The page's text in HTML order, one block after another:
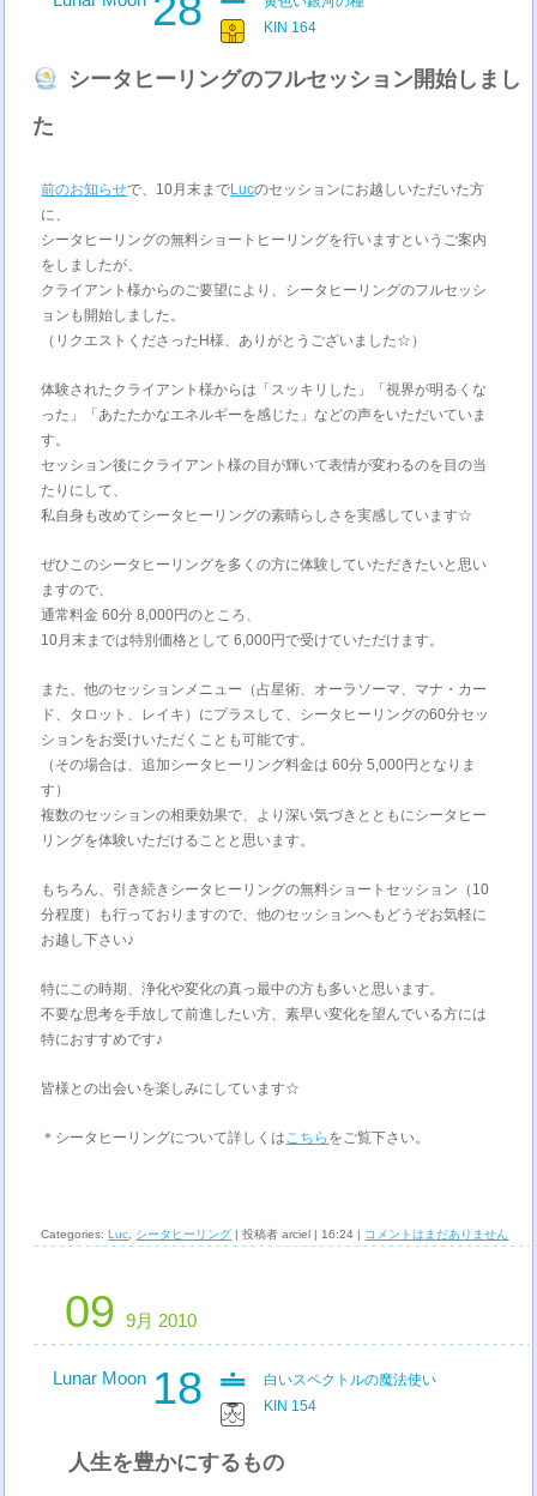
KIN 164
シータヒーリングのフルセッション開始しまし
た
前のお知らせで、10月末までLucのセッションにお越しいただいた方
に、
シータヒーリングの無料ショートヒーリングを行いますというご案内
をしましたが、
クライアント様からのご要望により、シータヒーリングのフルセッシ
ョンも開始しました。
（リクエストくださったH様、ありがとうございました☆）
体験されたクライアント様からは「スッキリした」「視界が明るくな
った」「あたたかなエネルギーを感じた」などの声をいただいていま
す。
セッション後にクライアント様の目が輝いて表情が変わるのを目の当
たりにして、
私自身も改めてシータヒーリングの素晴らしさを実感しています☆
ぜひこのシータヒーリングを多くの方に体験していただきたいと思い
ますので、
通常料金 60分 8,000円のところ、
10月末までは特別価格として 6,000円で受けていただけます。
また、他のセッションメニュー（占星術、オーラソーマ、マナ・カー
ド、タロット、レイキ）にプラスして、シータヒーリングの60分セッ
ションをお受けいただくことも可能です。
（その場合は、追加シータヒーリング料金は 60分 5,000円となりま
す）
複数のセッションの相乗効果で、より深い気づきとともにシータヒー
リングを体験いただけることと思います。
もちろん、引き続きシータヒーリングの無料ショートセッション（10
分程度）も行っておりますので、他のセッションへもどうぞお気軽に
お越し下さい♪
特にこの時期、浄化や変化の真っ最中の方も多いと思います。
不要な思考を手放して前進したい方、素早い変化を望んでいる方には
特におすすめです♪
皆様との出会いを楽しみにしています☆
＊シータヒーリングについて詳しくはこちら をご覧下さい。
Categories:Luc シータヒーリング | 投稿者 arciel | 16:24 | コメントはまだありません
09 9月 2010
Lunar Moon 18
白いスペクトルの魔法使い
KIN 154
人生を豊かにするもの